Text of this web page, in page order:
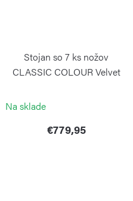
Stojan so 7 ks nožov
CLASSIC COLOUR Velvet
Na sklade
€779,95